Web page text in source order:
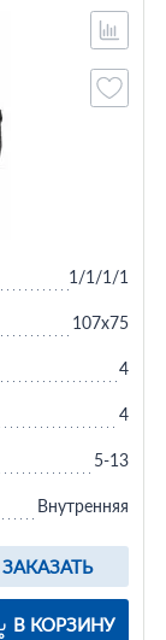
ЗАКАЗАТЬ
В КОРЗИНУ
1/1/1/1
107х75
4
4
5-13
Внутренняя